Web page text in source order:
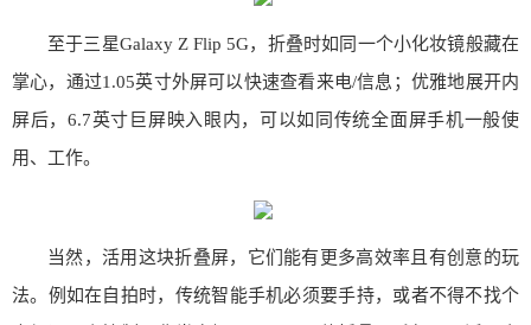
至于三星Galaxy Z Flip 5G，折叠时如同一个小化妆镜般藏在
掌心，通过1.05英寸外屏可以快速查看来电/信息；优雅地展开内
屏后，6.7英寸巨屏映入眼内，可以如同传统全面屏手机一般使
用、工作。
当然，活用这块折叠屏，它们能有更多高效率且有创意的玩
法。例如在自拍时，传统智能手机必须要手持，或者不得不找个